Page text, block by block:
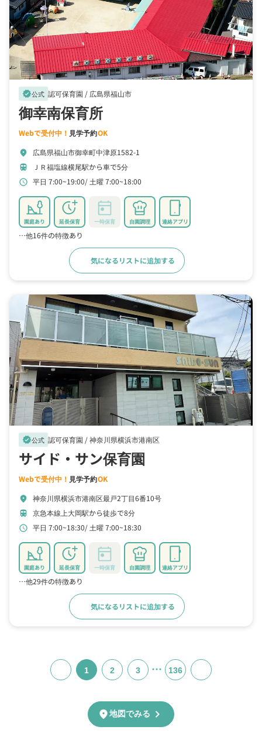
verified公式 認可保育園 / 広島県福山市
御幸南保育所
Webで受付中！ 見学予約OK
location_on 広島県福山市御幸町中津原1582-1
train ＪＲ福塩線横尾駅から車で5分
schedule 平日 7:00~19:00 土曜 7:00~18:00
園庭あり 延長保育 一時保育 自園調理 連絡アプリ
…他16件の特徴あり
気になるリストに追加する
verified公式 認可保育園 /神奈川県横浜市港南区
サイド・サン保育園
Webで受付中！ 見学予約OK
location_on 神奈川県横浜市港南区最戸2丁目6番10号
train 京急本線上大岡駅から徒歩で8分
schedule 平日 7:00~18:30 土曜 7:00~18:30
園庭あり 延長保育 一時保育 自園調理 連絡アプリ
…他29件の特徴あり
気になるリストに追加する
1 2 3 … 136
location_on地図でみる chevron_right